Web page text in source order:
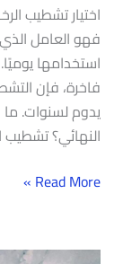
اختيار تشطيب
فهو العامل
استخدامها
فاخرة، فإن
يدوم لسنوات. ما
النهائي؟ تشطيب
Read More »